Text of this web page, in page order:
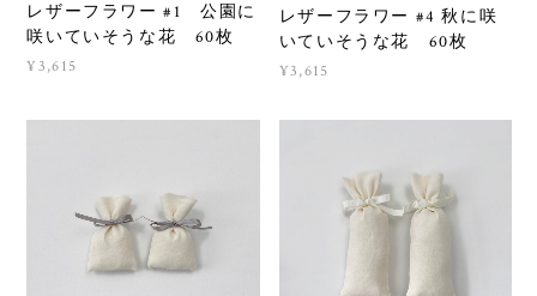
レザーフラワー #1 公園に
咲いていそうな花 60枚
¥3,615
レザーフラワー #4 秋に咲
いていそうな花 60枚
¥3,615